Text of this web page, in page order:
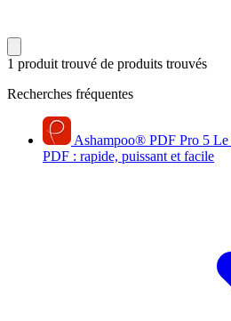
1 produit trouvé de produits trouvés
Recherches fréquentes
Ashampoo® PDF Pro 5 Le
PDF : rapide, puissant et facile